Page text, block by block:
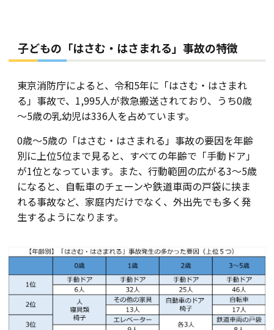
子どもの「はさむ・はさまれる」事故の特徴
東京消防庁によると、令和5年に「はさむ・はさまれ
る」事故で、1,995人が救急搬送されており、うち0歳
～5歳の乳幼児は336人を占めています。
0歳～5歳の「はさむ・はさまれる」事故の要因を年齢
別に上位5位まで見ると、すべての年齢で「手動ドア」
が1位となっています。また、行動範囲の広がる3～5歳
になると、自転車のチェーンや鉄道車両の戸袋に挟ま
れる事故など、家庭内だけでなく、外出先でも多く発
生するようになります。